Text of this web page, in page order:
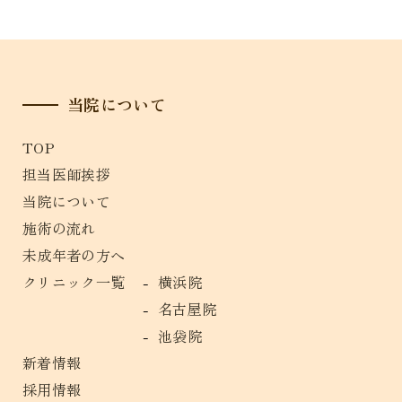
当院について
TOP
担当医師挨拶
当院について
施術の流れ
未成年者の方へ
クリニック一覧
横浜院
名古屋院
池袋院
新着情報
採用情報